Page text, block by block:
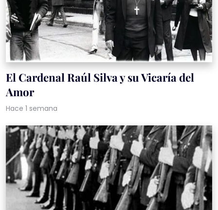
El Cardenal Raúl Silva y su Vicaría del
Amor
Hace 1 semana